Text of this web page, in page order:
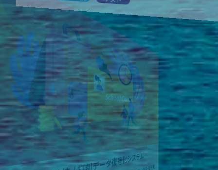
学校 / 打刻データ復号化システム